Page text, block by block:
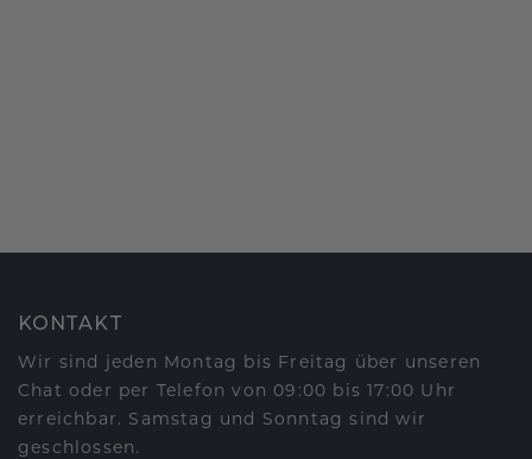
KONTAKT
Wir sind jeden Montag bis Freitag über unseren
Chat oder per Telefon von 09:00 bis 17:00 Uhr
erreichbar. Samstag und Sonntag sind wir
geschlossen.